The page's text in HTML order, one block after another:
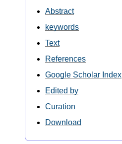
Abstract
keywords
Text
References
Google Scholar Index
Edited by
Curation
Download